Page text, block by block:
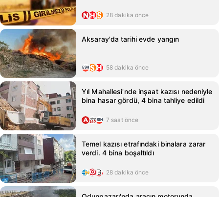
28 dakika önce
Aksaray'da tarihi evde yangın
58 dakika önce
Yıl Mahallesi'nde inşaat kazısı nedeniyle
bina hasar gördü, 4 bina tahliye edildi
7 saat önce
Temel kazısı etrafındaki binalara zarar
verdi. 4 bina boşaltıldı
28 dakika önce